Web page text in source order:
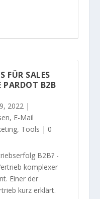
FÜR SALES
PARDOT B2B
2022|
, E-Mail
, Tools | 0
B2B? -
komplexer
Einer der
kurz erklärt.